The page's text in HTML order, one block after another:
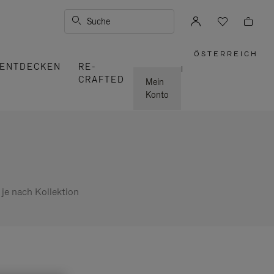
Suche
ENTDECKEN
RE-
CRAFTED
Mein
Konto
ÖSTERREICH
|
nach Kollektion